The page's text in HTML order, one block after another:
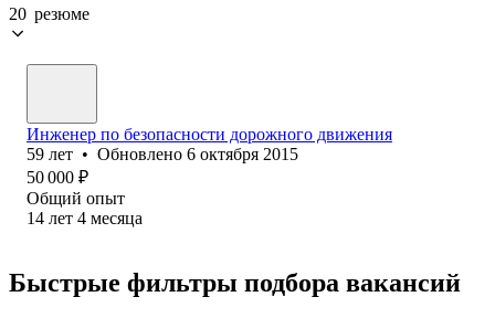
20 резюме
Инженер по безопасности дорожного движения
59 лет • Обновлено 6 октября 2015
50 000 ₽
Общий опыт
14 лет 4 месяца
Быстрые фильтры подбора вакансий